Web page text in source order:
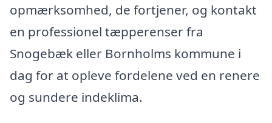
opmærksomhed, de fortjener, og kontakt
en professionel tæpperenser fra
Snogebæk eller Bornholms kommune i
dag for at opleve fordelene ved en renere
og sundere indeklima.